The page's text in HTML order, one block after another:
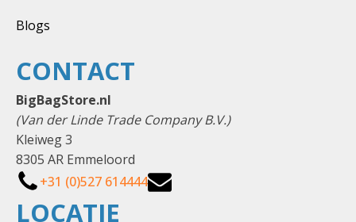
Blogs
LOCATIE
CONTACT
BigBagStore.nl
(Van der Linde Trade Company B.V.)
Kleiweg 3
8305 AR Emmeloord
+31 (0)527 614444